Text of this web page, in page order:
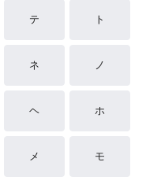
テ ト
ネ ノ
ヘ ホ
メ モ